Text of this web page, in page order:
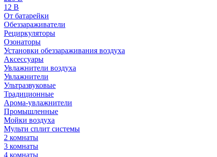
12 В
От батарейки
Обеззараживатели
Рециркуляторы
Озонаторы
Установки обеззараживания воздуха
Аксессуары
Увлажнители воздуха
Увлажнители
Ультразвуковые
Традиционные
Арома-увлажнители
Промышленные
Мойки воздуха
Мульти сплит системы
2 комнаты
3 комнаты
4 комнаты